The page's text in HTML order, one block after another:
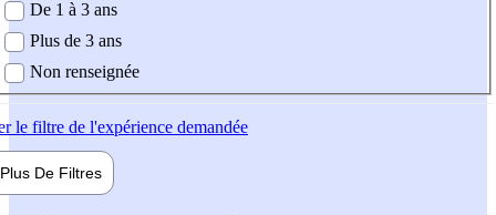
De 1 à 3 ans
Plus de 3 ans
Non renseignée
le filtre de l'expérience demandée
Plus De Filtres